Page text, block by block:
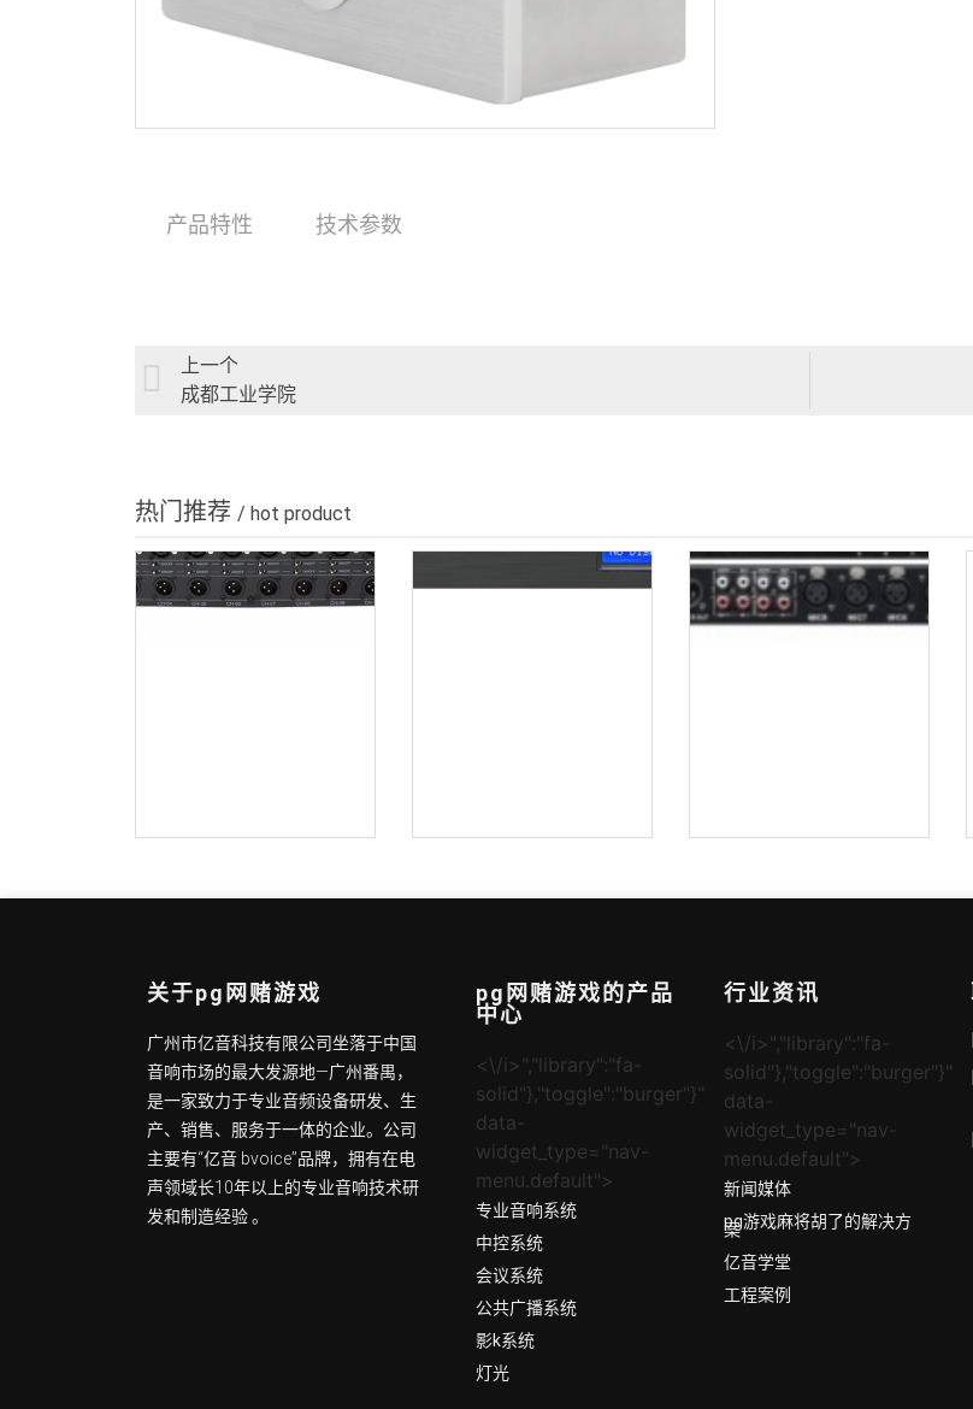
产品特性 技术参数
上一个
成都工业学院
热门推荐 / hot product
关于pg网赌游戏
广州市亿音科技有限公司坐落于中国
音响市场的最大发源地—广州番禺，
是一家致力于专业音频设备研发、生
产、销售、服务于一体的企业。公司
主要有“亿音 bvoice”品牌，拥有在电
声领域长10年以上的专业音响技术研
发和制造经验 。
pg网赌游戏的产品
中心
<\/i>","library":"fa-
solid"},"toggle":"burger"}"
data-
widget_type="nav-
menu.default">
专业音响系统
中控系统
会议系统
公共广播系统
影k系统
灯光
行业资讯
<\/i>","library":"fa-
solid"},"toggle":"burger"}"
data-
widget_type="nav-
menu.default">
新闻媒体
pg游戏麻将胡了的解决方
案
亿音学堂
工程案例